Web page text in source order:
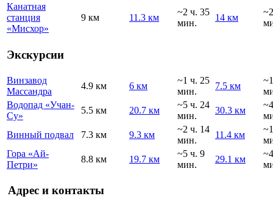
Канатная
станция
«Мисхор»
9 км 11.3 км
~2 ч. 35
мин.
14 км
Экскурсии
Винзавод
Массандра
4.9 км 6 км
~1 ч. 25
мин.
7.5 км
Водопад «Учан-
Су»
5.5 км 20.7 км
~5 ч. 24
мин.
30.3 км
Винный подвал
7.3 км 9.3 км
~2 ч. 14
мин.
11.4 км
Гора «Ай-
Петри»
8.8 км 19.7 км
~5 ч. 9
мин.
29.1 км
Адрес и контакты